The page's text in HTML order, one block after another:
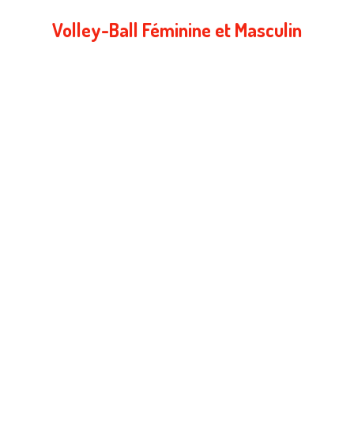
Volley-Ball Féminine et Masculin